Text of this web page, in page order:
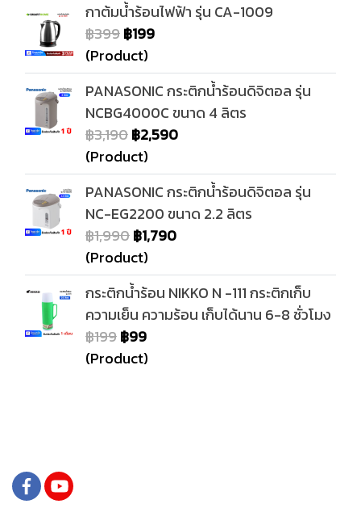
กาต้มน้ำร้อนไฟฟ้า รุ่น CA-1009
฿399฿199
(Product)
PANASONIC กระติกน้ำร้อนดิจิตอล รุ่น
NCBG4000C ขนาด 4 ลิตร
฿3,190฿2,590
(Product)
PANASONIC กระติกน้ำร้อนดิจิตอล รุ่น
NC-EG2200 ขนาด 2.2 ลิตร
฿1,990฿1,790
(Product)
กระติกน้ำร้อน NIKKO N -111 กระติกเก็บ
ความเย็น ความร้อน เก็บได้นาน 6-8 ชั่วโมง
฿199฿99
(Product)